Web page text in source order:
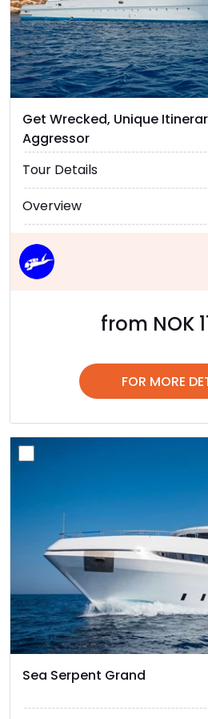
Get Wrecked, Unique
Aggressor
Tour Details
Overview
from NOK
FOR MORE
Sea Serpent Grand